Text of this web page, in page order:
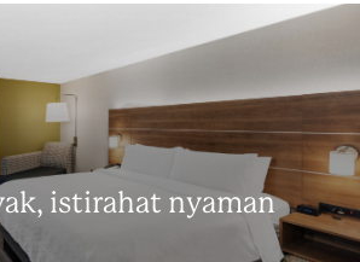
istirahat nyaman